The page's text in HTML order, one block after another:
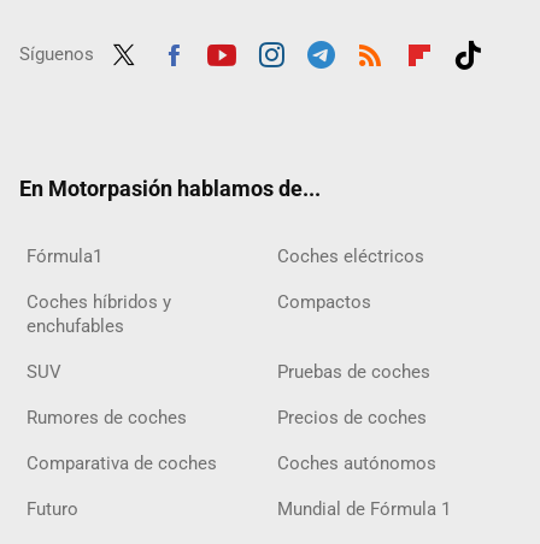
Síguenos
En Motorpasión hablamos de...
Fórmula1 Coches eléctricos
Coches híbridos y
enchufables
Compactos
SUV Pruebas de coches
Rumores de coches Precios de coches
Comparativa de coches Coches autónomos
Futuro Mundial de Fórmula 1